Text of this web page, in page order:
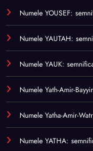
Numele YOUSEF:
Numele YAUTAH:
Numele YAUK:
Numele Yath-Amir-
Numele Yatha-Amir-
Numele YATHA: